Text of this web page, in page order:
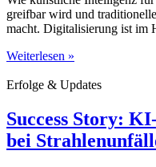
greifbar wird und
macht. Digitalisierung ist im
Weiterlesen »
Erfolge & Updates
Success Story:
bei